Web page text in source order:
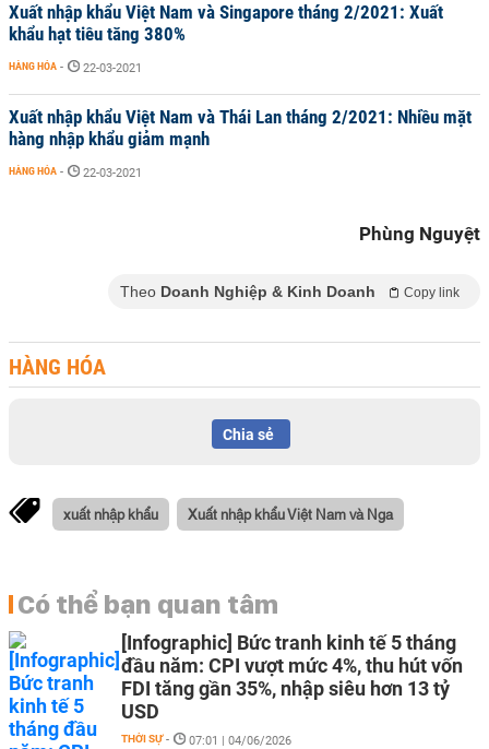
Xuất nhập khẩu Việt Nam và Singapore tháng 2/2021: Xuất
khẩu hạt tiêu tăng 380%
HÀNG HÓA - 22-03-2021
Xuất nhập khẩu Việt Nam và Thái Lan tháng 2/2021: Nhiều mặt
hàng nhập khẩu giảm mạnh
HÀNG HÓA - 22-03-2021
Phùng Nguyệt
Theo Doanh Nghiệp & Kinh Doanh Copy link
HÀNG HÓA
Chia sẻ
xuất nhập khẩu Xuất nhập khẩu Việt Nam và Nga
Có thể bạn quan tâm
[Infographic] Bức tranh kinh tế 5 tháng
đầu năm: CPI vượt mức 4%, thu hút vốn
FDI tăng gần 35%, nhập siêu hơn 13 tỷ
USD
THỜI SỰ - 07:01 | 04/06/2026